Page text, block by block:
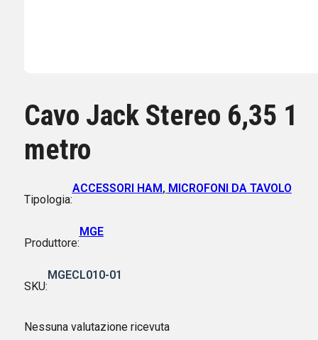
Cavo Jack Stereo 6,35 1
metro
Tipologia:
ACCESSORI HAM, MICROFONI DA TAVOLO
Produttore:
MGE
SKU:
MGECL010-01
Nessuna valutazione ricevuta